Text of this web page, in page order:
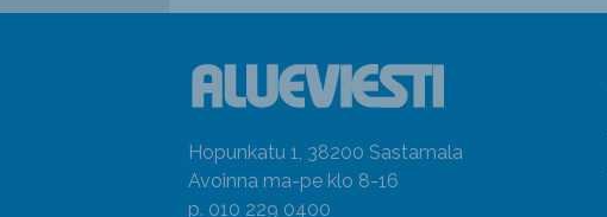
Hopunkatu 1, 38200 Sastamala
Avoinna ma-pe klo 8-16
p. 010 229 0400